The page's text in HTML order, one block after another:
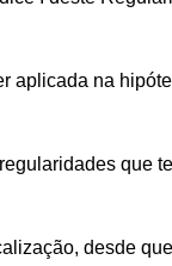
aplicada na
desde